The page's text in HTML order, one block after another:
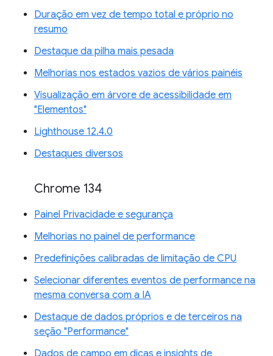
Duração em vez de tempo total e próprio no
resumo
Destaque da pilha mais pesada
Melhorias nos estados vazios de vários painéis
Visualização em árvore de acessibilidade em
"Elementos"
Lighthouse 12.4.0
Destaques diversos
Chrome 134
Painel Privacidade e segurança
Melhorias no painel de performance
Predefinições calibradas de limitação de CPU
Selecionar diferentes eventos de performance na
mesma conversa com a IA
Destaque de dados próprios e de terceiros na
seção "Performance"